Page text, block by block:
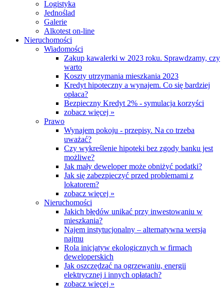
Logistyka
Jednoślad
Galerie
Alkotest on-line
Nieruchomości
Wiadomości
Zakup kawalerki w 2023 roku. Sprawdzamy, czy
warto
Koszty utrzymania mieszkania 2023
Kredyt hipoteczny a wynajem. Co się bardziej
opłaca?
Bezpieczny Kredyt 2% - symulacja korzyści
zobacz więcej »
Prawo
Wynajem pokoju - przepisy. Na co trzeba
uważać?
Czy wykreślenie hipoteki bez zgody banku jest
możliwe?
Jak mały deweloper może obniżyć podatki?
Jak się zabezpieczyć przed problemami z
lokatorem?
zobacz więcej »
Nieruchomości
Jakich błędów unikać przy inwestowaniu w
mieszkania?
Najem instytucjonalny – alternatywna wersja
najmu
Rola inicjatyw ekologicznych w firmach
deweloperskich
Jak oszczędzać na ogrzewaniu, energii
elektrycznej i innych opłatach?
zobacz więcej »